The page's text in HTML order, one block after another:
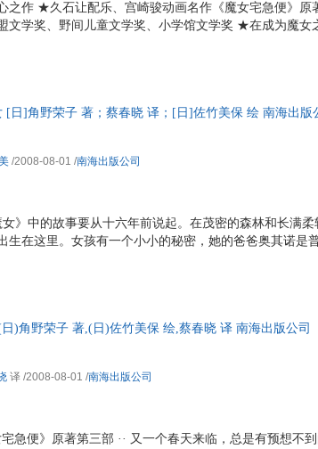
之作 ★久石让配乐、宫崎骏动画名作《魔女宅急便》
文学奖、野间儿童文学奖、小学馆文学奖 ★在成为魔女
不可思议。 ★魔法世界可以像哈利 波特的世界那样惊险
求，不可思议也会自然来临。 ★琪琪和吉吉从婴儿时期
[日]角野荣子 著；蔡春晓 译；[日]佐竹美保 绘 南海出版
女》中的故事要从十六年前说起。在茂密的森林和长满
生在这里。女孩有一个小小的秘密，她的爸爸奥其诺是
的血统。十岁那年，琪琪暗暗下了决心，将来要像妈妈
不仅会骑着扫帚在天上飞，还会配制止喷嚏药。可是琪
，可是它会的魔法只有一种，就是能和琪琪交谈。
/2008-08-01 /南海出版公司
)角野荣子 著,(日)佐竹美保 绘,蔡春晓 译 南海出版公司
急便》原著第三部 ·· 又一个春天来临，总是有预想不
译 /2008-08-01 /南海出版公司